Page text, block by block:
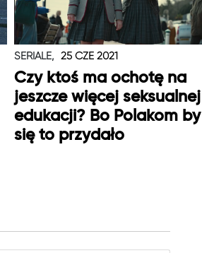
SERIALE, 25 CZE 2021
Czy ktoś ma ochotę na
jeszcze więcej seksualnej
edukacji? Bo Polakom by
się to przydało